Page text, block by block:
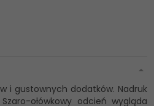
i gustownych dodatków. Nadruk
ołówkowy odcień wygląda